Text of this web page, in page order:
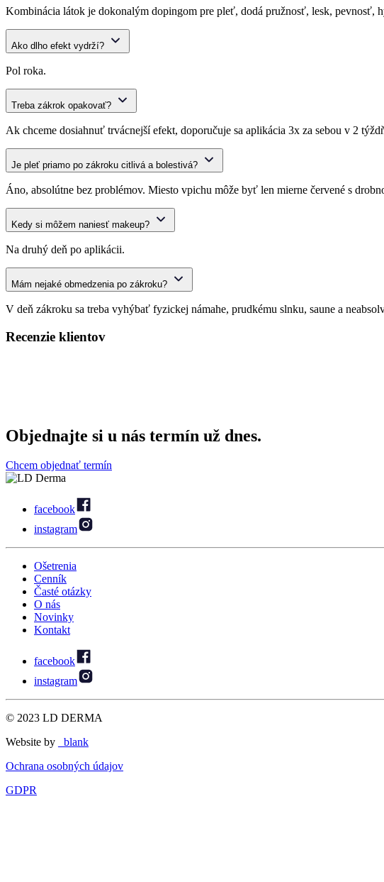
Kombinácia látok je dokonalým dopingom pre pleť, dodá pružnosť, lesk, pevnosť,
Ako dlho efekt vydrží?
Pol roka.
Treba zákrok opakovať?
Ak chceme dosiahnuť trvácnejší efekt, doporučuje sa aplikácia 3x za sebou v 2
Je pleť priamo po zákroku citlivá a bolestivá?
Áno, absolútne bez problémov. Miesto vpichu môže byť len mierne červené s
Kedy si môžem naniesť makeup?
Na druhý deň po aplikácii.
Mám nejaké obmedzenia po zákroku?
V deň zákroku sa treba vyhýbať fyzickej námahe, prudkému slnku, saune a
Recenzie klientov
Objednajte si u nás termín už dnes.
Chcem objednať termín
facebook
instagram
Ošetrenia
Cenník
Časté otázky
O nás
Novinky
Kontakt
facebook
instagram
© 2023 LD DERMA
Website by
_blank
Ochrana osobných údajov
GDPR